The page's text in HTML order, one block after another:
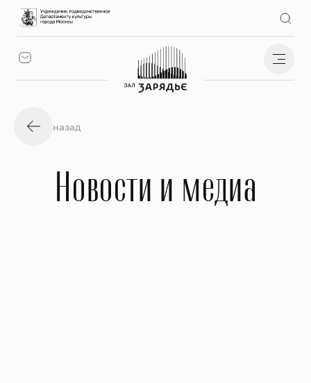
назад
Новости и медиа